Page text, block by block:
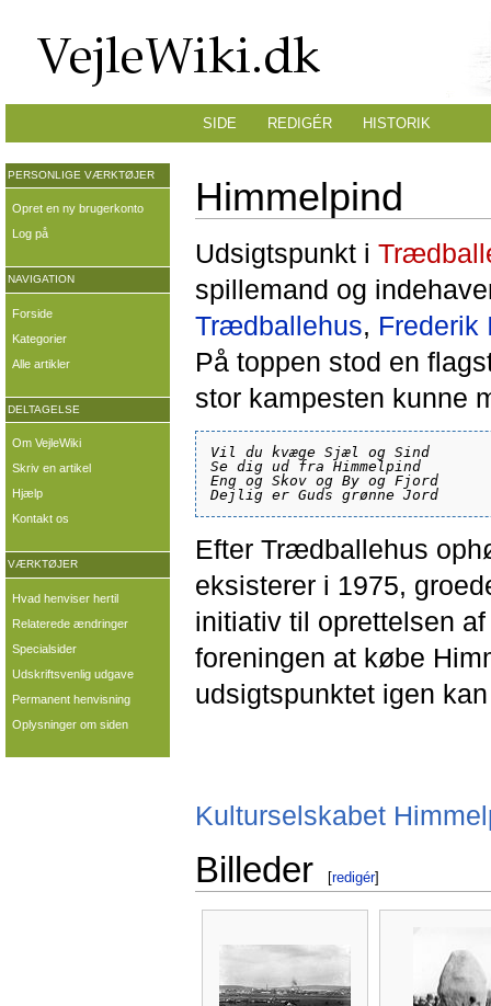
Himmelpind
Udsigtspunkt i
spillemand og
Trædballehus, Frederik
På toppen stod en
stor kampesten kunne
Vil du kvæge Sjæl og Sind
Se dig ud fra Himmelpind
Eng og Skov og By og Fjord
Dejlig er Guds grønne Jord
Efter Trædballehus
eksisterer i 1975,
initiativ til oprettelsen
foreningen at købe
udsigtspunktet igen
Kulturselskabet
Billeder [redigér]
SIDE REDIGÉR HISTORIK
PERSONLIGE VÆRKTØJER
Opret en ny brugerkonto
Log på
NAVIGATION
Forside
Kategorier
Alle artikler
DELTAGELSE
Om VejleWiki
Skriv en artikel
Hjælp
Kontakt os
VÆRKTØJER
Hvad henviser hertil
Relaterede ændringer
Specialsider
Udskriftsvenlig udgave
Permanent henvisning
Oplysninger om siden